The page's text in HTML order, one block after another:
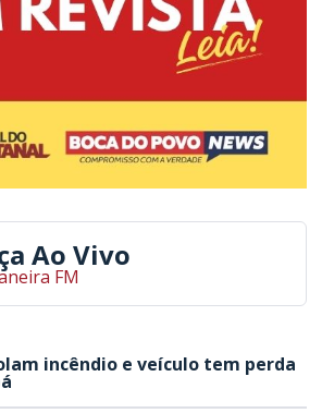
Ao Vivo
FM
incêndio e veículo tem perda